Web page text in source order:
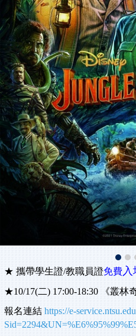
★ 攜帶學生證/教職員證免費入
★10/17(二) 17:00-18:30 《叢林
報名連結 https://e-